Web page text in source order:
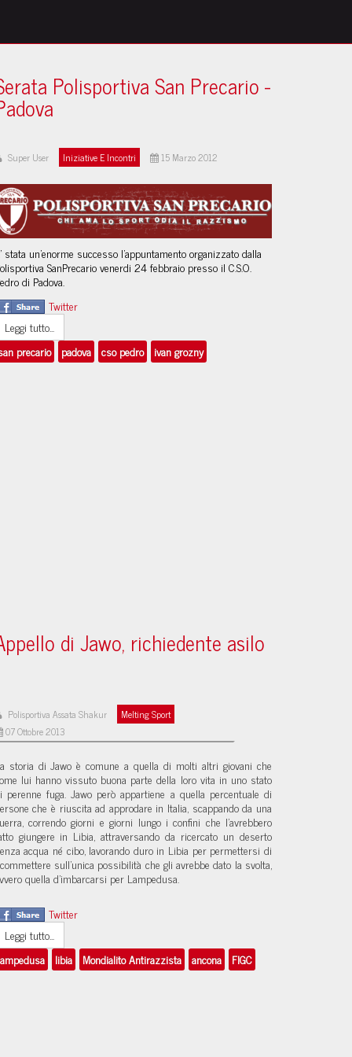
Polisportiva San Precario -
Super User Iniziative E Incontri 15 Marzo 2012
stata un'enorme successo l'appuntamento organizzato dalla
SanPrecario venerdi 24 febbraio presso il C.S.O.
di Padova.
Twitter
Leggi tutto...
precario
padova cso pedro ivan grozny
di Jawo, richiedente asilo
Polisportiva Assata Shakur
Melting Sport
07 Ottobre 2013
storia di Jawo è comune a quella di molti altri giovani che
lui hanno vissuto buona parte della loro vita in uno stato
perenne fuga. Jawo però appartiene a quella percentuale di
che è riuscita ad approdare in Italia, scappando da una
correndo giorni e giorni lungo i confini che l’avrebbero
giungere in Libia, attraversando da ricercato un deserto
acqua né cibo, lavorando duro in Libia per permettersi di
sull’unica possibilità che gli avrebbe dato la svolta,
quella d’imbarcarsi per Lampedusa.
Twitter
Leggi tutto...
libia Mondialito Antirazzista ancona FIGC